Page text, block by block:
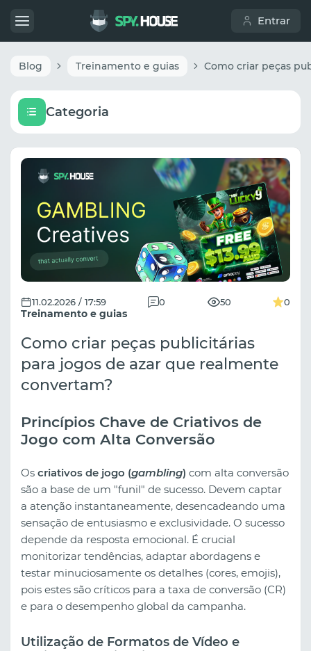
Entrar
Blog Treinamento e guias
Categoria
Treinamento e guias
11.02.2026 / 17:59 0 50 0
Como criar peças publicitárias
para jogos de azar que realmente
convertam?
Princípios Chave de Criativos de
Jogo com Alta Conversão
Os criativos de jogo (gambling) com alta conversão
são a base de um "funil" de sucesso. Devem captar
a atenção instantaneamente, desencadeando uma
sensação de entusiasmo e exclusividade. O sucesso
depende da resposta emocional. É crucial
monitorizar tendências, adaptar abordagens e
testar minuciosamente os detalhes (cores, emojis),
pois estes são críticos para a taxa de conversão (CR)
e para o desempenho global da campanha.
Utilização de Formatos de Vídeo e